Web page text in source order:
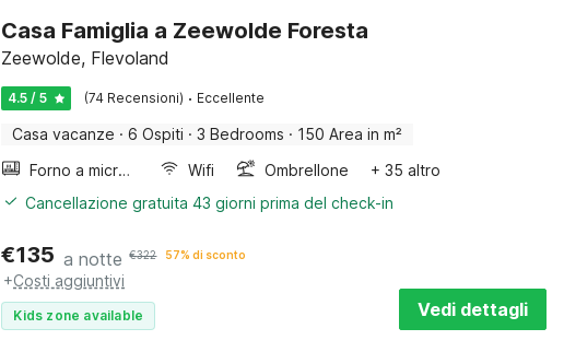
Casa Famiglia a Zeewolde Foresta
Zeewolde, Flevoland
4.5 / 5 (74 Recensioni) · Eccellente
Casa vacanze · 6 Ospiti · 3 Bedrooms · 150 Area in m²
Forno a microonde combinato
Wifi Ombrellone
+ 35 altro
Cancellazione gratuita 43 giorni prima del check-in
€135 a notte €322 57% di sconto
+Costi aggiuntivi
Kids zone available Vedi dettagli